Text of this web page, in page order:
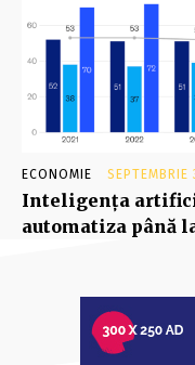
ECONOMIE
Inteligenţa
automatiza până